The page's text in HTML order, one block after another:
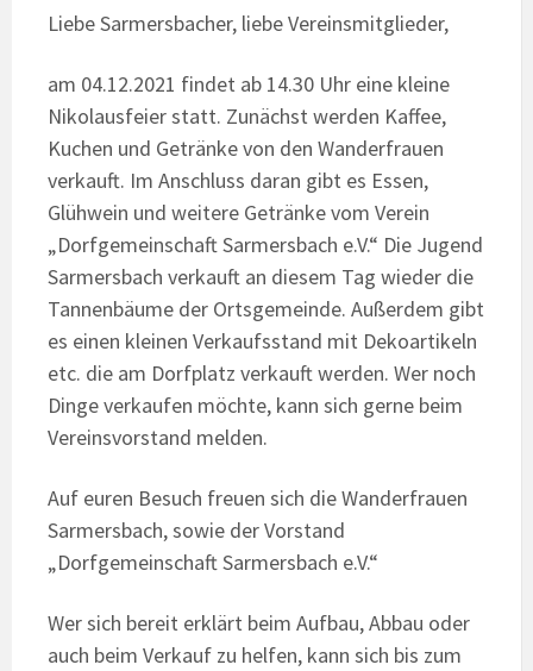
Liebe Sarmersbacher, liebe Vereinsmitglieder,
am 04.12.2021 findet ab 14.30 Uhr eine kleine
Nikolausfeier statt. Zunächst werden Kaffee,
Kuchen und Getränke von den Wanderfrauen
verkauft. Im Anschluss daran gibt es Essen,
Glühwein und weitere Getränke vom Verein
„Dorfgemeinschaft Sarmersbach e.V.“ Die Jugend
Sarmersbach verkauft an diesem Tag wieder die
Tannenbäume der Ortsgemeinde. Außerdem gibt
es einen kleinen Verkaufsstand mit Dekoartikeln
etc. die am Dorfplatz verkauft werden. Wer noch
Dinge verkaufen möchte, kann sich gerne beim
Vereinsvorstand melden.
Auf euren Besuch freuen sich die Wanderfrauen
Sarmersbach, sowie der Vorstand
„Dorfgemeinschaft Sarmersbach e.V.“
Wer sich bereit erklärt beim Aufbau, Abbau oder
auch beim Verkauf zu helfen, kann sich bis zum